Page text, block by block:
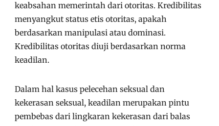
keabsahan memerintah dari otoritas. Kredibilitas
menyangkut status etis otoritas, apakah
berdasarkan manipulasi atau dominasi.
Kredibilitas otoritas diuji berdasarkan norma
keadilan.
Dalam hal kasus pelecehan seksual dan
kekerasan seksual, keadilan merupakan pintu
pembebas dari lingkaran kekerasan dari balas